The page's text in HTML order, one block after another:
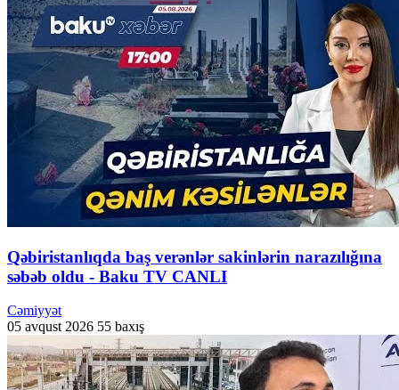
Qəbiristanlıqda baş verənlər sakinlərin narazılığına
səbəb oldu - Baku TV CANLI
Cəmiyyət
05 avqust 2026 55 baxış